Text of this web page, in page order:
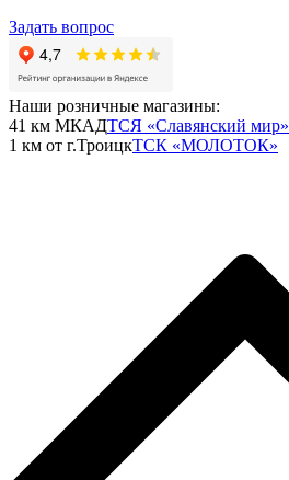
Задать вопрос
Наши розничные магазины:
41 км МКАДТСЯ «Славянский мир»
1 км от г.ТроицкТСК «МОЛОТОК»